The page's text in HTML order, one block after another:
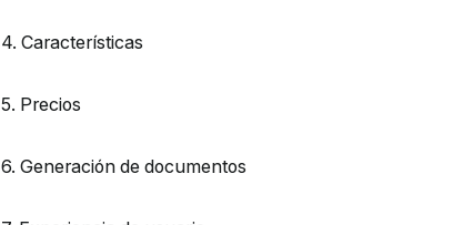
4. Características
5. Precios
6. Generación de documentos